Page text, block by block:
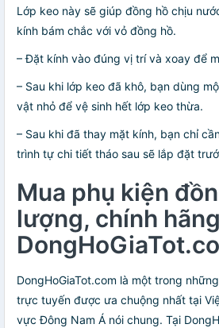
Lớp keo này sẽ giúp đồng hồ chịu
kính bám chắc với vỏ đồng hồ.
– Đặt kính vào đúng vị trí và xoay để
– Sau khi lớp keo đã khô, bạn dùng
vật nhỏ để vệ sinh hết lớp keo thừa.
– Sau khi đã thay mặt kính, bạn chỉ
trình tự chi tiết tháo sau sẽ lắp đặt
Mua phụ kiện
lượng, chính
DongHoGiaTot.com là một trong
trực tuyến được ưa chuộng nhất tại
vực Đông Nam Á nói chung. Tại